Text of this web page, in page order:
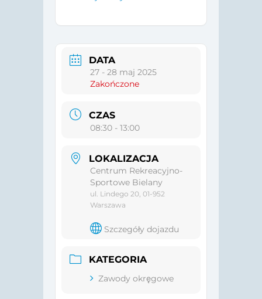
DATA
27 - 28 maj 2025
Zakończone
CZAS
08:30 - 13:00
LOKALIZACJA
Centrum Rekreacyjno-
Sportowe Bielany
ul. Lindego 20, 01-952
Warszawa
Szczegóły dojazdu
KATEGORIA
Zawody okręgowe